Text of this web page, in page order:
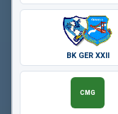
BK GER XXII
CMG